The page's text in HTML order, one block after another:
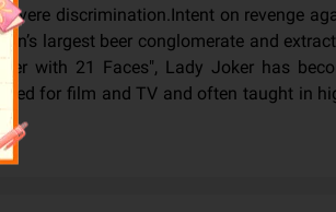
discrimination.Intent on revenge
largest beer conglomerate and
with 21 Faces", Lady Joker has
for film and TV and often taught in